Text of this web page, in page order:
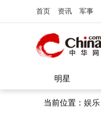
首页 资讯 军事
明星
当前位置： 娱乐